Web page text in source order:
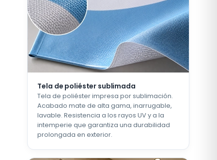
Tela de poliéster sublimada
Tela de poliéster impresa por sublimación.
Acabado mate de alta gama, inarrugable,
lavable. Resistencia a los rayos UV y a la
intemperie que garantiza una durabilidad
prolongada en exterior.